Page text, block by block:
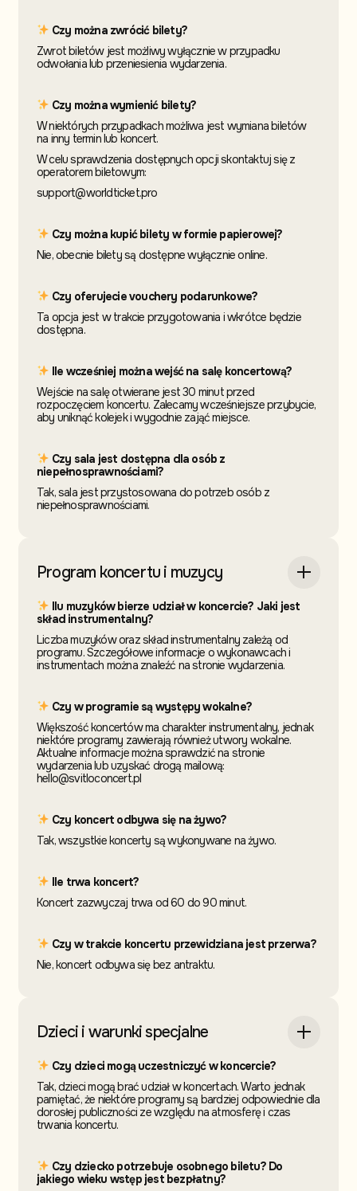
Czy można zwrócić bilety?
Zwrot biletów jest możliwy wyłącznie w przypadku
odwołania lub przeniesienia wydarzenia.
Czy można wymienić bilety?
W niektórych przypadkach możliwa jest wymiana biletów
na inny terminlub koncert.
W celu sprawdzenia dostępnych opcji skontaktujsię z
operatorem biletowym:
support@worldticket.pro
Czy można kupić bilety w formie papierowej?
Nie, obecnie bilety są dostępne wyłącznie online.
Czy oferujecie vouchery podarunkowe?
Ta opcja jest w trakcie przygotowania i wkrótce będzie
dostępna.
Ile wcześniej można wejść na salę koncertową?
Wejście na salę otwierane jest 30 minut przed
rozpoczęciem koncertu. Zalecamy wcześniejsze przybycie,
aby uniknąć kolejek i wygodnie zająć miejsce.
Czy sala jest dostępna dla osób z
niepełnosprawnościami?
Tak, sala jest przystosowana do potrzeb osób z
niepełnosprawnościami.
Program koncertu i muzycy
Ilu muzyków bierze udział w koncercie? Jaki jest
skład instrumentalny?
Liczba muzyków oraz skład instrumentalny zależą od
programu. Szczegółowe informacje o wykonawcach i
instrumentach można znaleźć na stronie wydarzenia.
Czy w programie są występy wokalne?
Większość koncertów ma charakter instrumentalny, jednak
niektóre programy zawierają również utwory wokalne.
Aktualne informacje można sprawdzić na stronie
wydarzenia lub uzyskać drogą mailową:
hello@svitloconcert.pl
Czy koncert odbywa się na żywo?
Tak, wszystkie koncerty są wykonywane na żywo.
Ile trwa koncert?
Koncert zazwyczaj trwa od 60 do 90 minut.
Czy w trakcie koncertu przewidziana jest przerwa?
Nie, koncert odbywa się bez antraktu.
Dzieci i warunki specjalne
Czy dzieci mogą uczestniczyć w koncercie?
Tak, dzieci mogą brać udział w koncertach. Warto jednak
pamiętać, że niektóre programy są bardziej odpowiednie dla
dorosłej publiczności ze względu na atmosferę i czas
trwania koncertu.
Czy dziecko potrzebuje osobnego biletu? Do
jakiego wieku wstęp jest bezpłatny?